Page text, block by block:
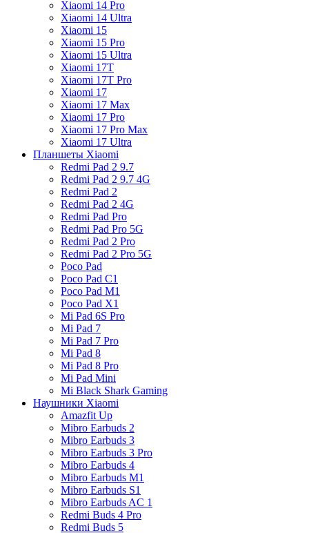
Xiaomi 14 Pro
Xiaomi 14 Ultra
Xiaomi 15
Xiaomi 15 Pro
Xiaomi 15 Ultra
Xiaomi 17T
Xiaomi 17T Pro
Xiaomi 17
Xiaomi 17 Max
Xiaomi 17 Pro
Xiaomi 17 Pro Max
Xiaomi 17 Ultra
Планшеты Xiaomi
Redmi Pad 2 9.7
Redmi Pad 2 9.7 4G
Redmi Pad 2
Redmi Pad 2 4G
Redmi Pad Pro
Redmi Pad Pro 5G
Redmi Pad 2 Pro
Redmi Pad 2 Pro 5G
Poco Pad
Poco Pad C1
Poco Pad M1
Poco Pad X1
Mi Pad 6S Pro
Mi Pad 7
Mi Pad 7 Pro
Mi Pad 8
Mi Pad 8 Pro
Mi Pad Mini
Mi Black Shark Gaming
Наушники Xiaomi
Amazfit Up
Mibro Earbuds 2
Mibro Earbuds 3
Mibro Earbuds 3 Pro
Mibro Earbuds 4
Mibro Earbuds M1
Mibro Earbuds S1
Mibro Earbuds AC 1
Redmi Buds 4 Pro
Redmi Buds 5